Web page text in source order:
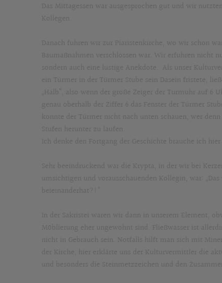
Das Mittagessen war ausgesprochen gut und wir
Kollegen.
Danach fuhren wir zur Piaristenkirche, wo wir schon
Baumaßnahmen verschlossen war. Wir erfuhren nicht
sondern auch eine lustige Anekdote. Als unser
ein Türmer in der Türmer Stube sein Dasein fristete,
„Halb“, also wenn der große Zeiger der Turmuhr auf
genau oberhalb der Ziffer 6 das Fenster der Türmer
konnte der Türmer nicht nach unten schauen, wer
Stufen herunter zu laufen.
Ich denke den Fortgang der Geschichte brauche ich
Sehr beeindruckend war die Krypta, in der wir bei
umsichtigen und vorausschauenden Kollegin, war:
beieinanderhat?!“
In der Sakristei waren wir dann in unserem Element,
Möblierung eher ungewohnt sind. Fließwasser ist
nicht in Gebrauch sein. Notfalls hilft man sich mit
der Kirche, hier erklärte uns der Kulturvermittler die
und besonders die Steinmetzzeichen und den